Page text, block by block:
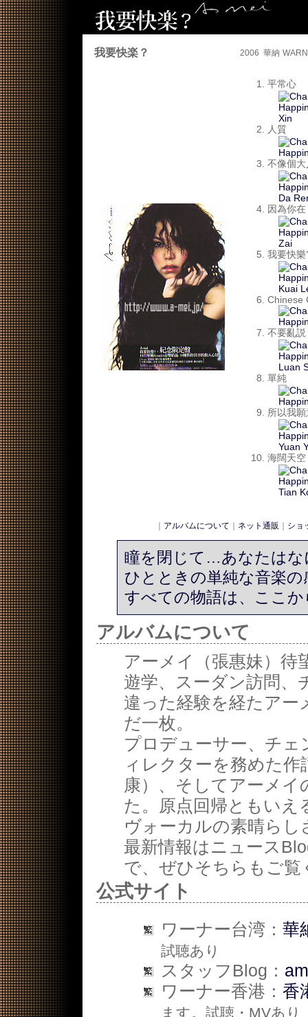
我要快楽？ 2006 華納
平常心
人質
不像個大
因為你在
我要快樂
Chinese
不要亂説
單純
所以我願
海闊天空
アルバムについて ネット通販 ショ
瞳を閉じて…あなたはな
ひとときの単純な音楽の
すべての物語は、ここ
アルバムについて
アーメイ（張惠妹）
遊学、スーダン訪問、
違った経験を経たアー
だ一枚。
プロデューサー、チェ
ィレクターを務めた
康）、そしてアーメ
た。原点回帰ともいえ
ヴォーカルの素晴ら
最新情報はニュース
で、ぜひそちらもご覧
公式サイト
ワーナー台湾：華
試聴あり
スタッフBlog：
ワーナー香港：香
ます。試聴・MVあり